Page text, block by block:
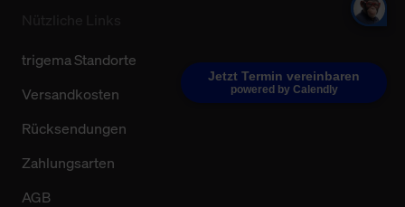
Jetzt Termin vereinbaren
powered by Calendly
trigema Standorte
Versandkosten
Rücksendungen
Zahlungsarten
AGB